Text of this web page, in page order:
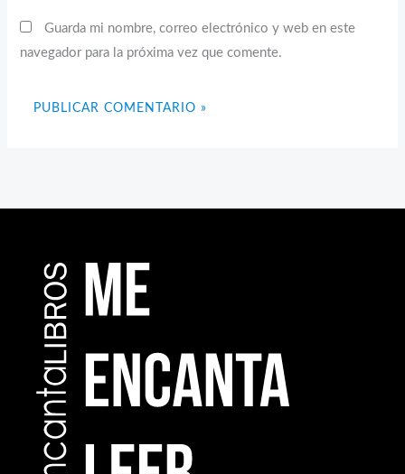
Guarda mi nombre, correo electrónico y web en este
navegador para la próxima vez que comente.